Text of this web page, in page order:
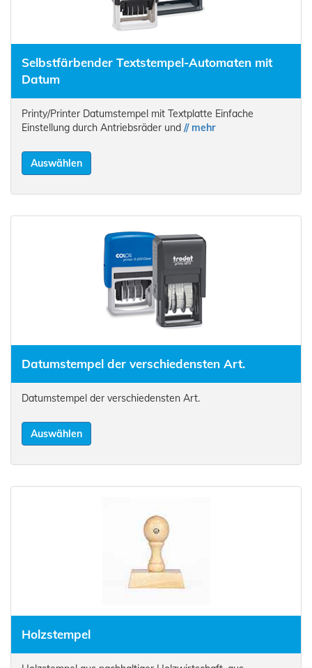
Selbstfärbender Textstempel-Automaten mit
Datum
Printy/Printer Datumstempel mit Textplatte Einfache
Einstellung durch Antriebsräder und // mehr
Auswählen
Datumstempel der verschiedensten Art.
Datumstempel der verschiedensten Art.
Auswählen
Holzstempel